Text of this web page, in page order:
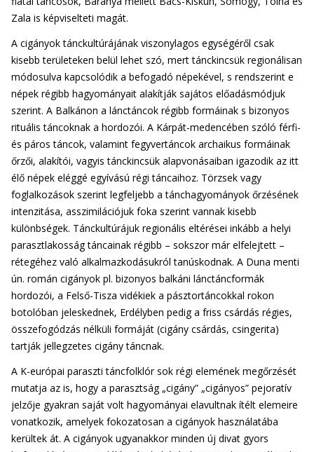
Zala is képviselteti magát.
A cigányok tánckultúrájának viszonylagos egységéről csak
kisebb területeken belül lehet szó, mert tánckincsük regionálisan
módosulva kapcsolódik a befogadó népekével, s rendszerint e
népek régibb hagyományait alakítják sajátos előadásmódjuk
szerint. A Balkánon a lánctáncok régibb formáinak s bizonyos
rituális táncoknak a hordozói. A Kárpát-medencében szóló férfi-
és páros táncok, valamint fegyvertáncok archaikus formáinak
őrzői, alakítói, vagyis tánckincsük alapvonásaiban igazodik az itt
élő népek eléggé egyívású régi táncaihoz. Törzsek vagy
foglalkozások szerint legfeljebb a tánchagyományok őrzésének
intenzitása, asszimilációjuk foka szerint vannak kisebb
különbségek. Tánckultúrájuk regionális eltérései inkább a helyi
parasztlakosság táncainak régibb – sokszor már elfelejtett –
rétegéhez való alkalmazkodásukról tanúskodnak. A Duna menti
ún. román cigányok pl. bizonyos balkáni lánctáncformák
hordozói, a Felső-Tisza vidékiek a pásztortáncokkal rokon
botolóban jeleskednek, Erdélyben pedig a friss csárdás régies,
összefogódzás nélküli formáját (cigány csárdás, csingerita)
tartják jellegzetes cigány táncnak.
A K-európai paraszti táncfolklór sok régi elemének megőrzését
mutatja az is, hogy a parasztság „cigány” „cigányos” pejoratív
jelzője gyakran saját volt hagyományai elavultnak ítélt elemeire
vonatkozik, amelyek fokozatosan a cigányok használatába
kerültek át. A cigányok ugyanakkor minden új divat gyors